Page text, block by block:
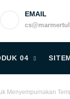
EMAIL
04
Menyempurnakan